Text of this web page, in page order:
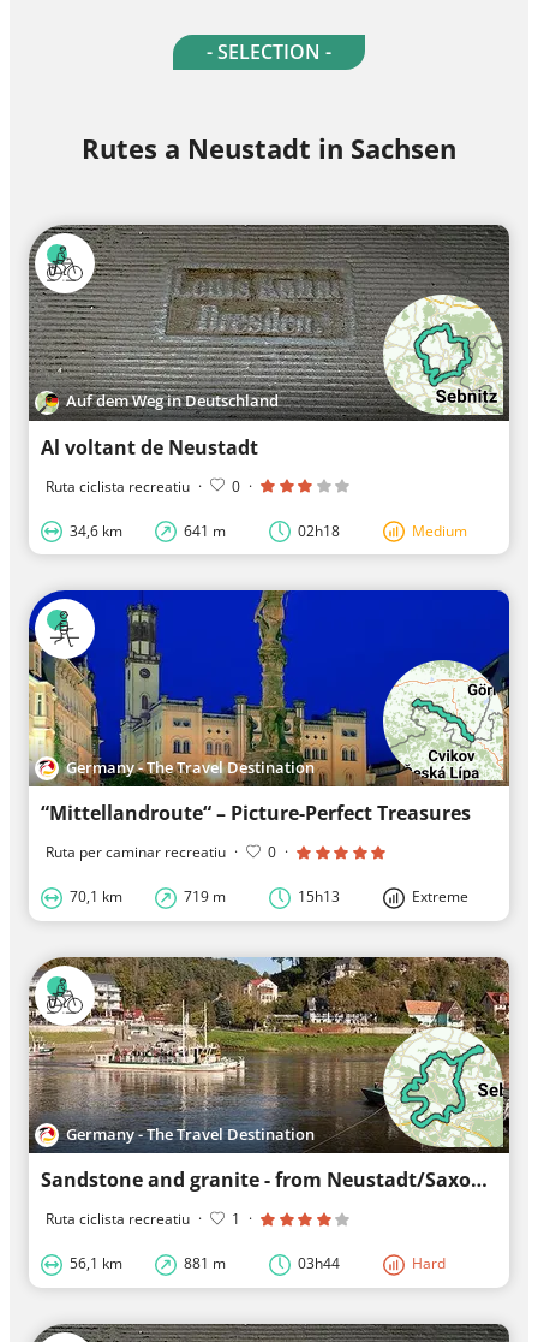
- SELECTION -
Rutes a Neustadt in Sachsen
Auf dem Weg in Deutschland
Al voltant de Neustadt
Ruta ciclista recreatiu · 0 ·
34,6 km 641 m 02h18 Medium
Germany - The Travel Destination
“Mittellandroute“ – Picture-Perfect Treasures
Ruta per caminar recreatiu · 0 ·
70,1 km 719 m 15h13 Extreme
Germany - The Travel Destination
Sandstone and granite - from Neustadt/Saxony to the Elbe and back
Ruta ciclista recreatiu · 1 ·
56,1 km 881 m 03h44 Hard